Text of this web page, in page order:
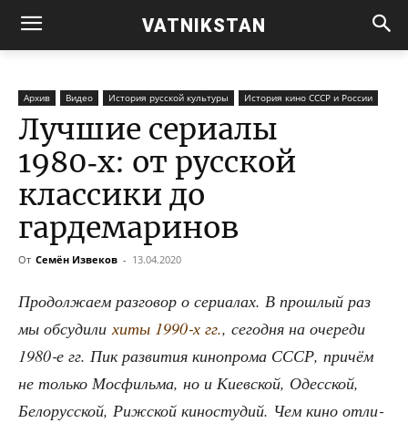
VATNIKSTAN
Архив Видео История русской культуры История кино СССР и России
Лучшие сериалы
1980‑х: от русской
классики до
гардемаринов
От Семён Извеков - 13.04.2020
Про­дол­жа­ем раз­го­вор о сери­а­лах. В про­шлый раз
мы обсу­ди­лихиты 1990‑х гг., сего­дня на оче­ре­ди
1980‑е гг. Пик раз­ви­тия кино­про­ма СССР, при­чём
не толь­ко Мос­филь­ма, но и Киев­ской, Одес­ской,
Бело­рус­ской, Риж­ской кино­сту­дий. Чем кино отли­